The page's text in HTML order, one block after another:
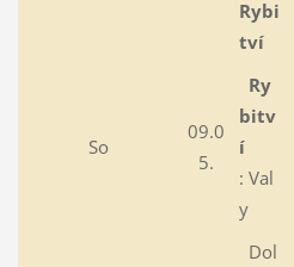
Rybi
tví
So
09.0
5.
Ry
bitv
í
: Val
y
Dol